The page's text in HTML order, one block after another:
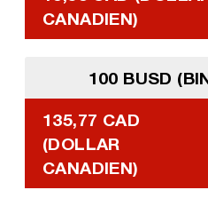
CANADIEN)
100 BUSD
135,77 CAD
(DOLLAR
CANADIEN)